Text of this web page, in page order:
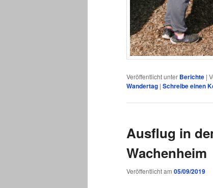
Veröffentlicht unter Berichte |
Wandertag | Schreibe einen
Ausflug in
Wachenheim
Veröffentlicht am 05/09/2019